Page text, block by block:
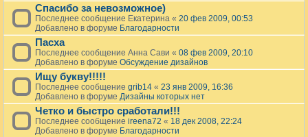
Спасибо за невозможное)
Последнее сообщение Екатерина « 20 фев 2009, 00:53
Добавлено в форуме Благодарности
Пасха
Последнее сообщение Анна Сави « 08 фев 2009, 20:10
Добавлено в форуме Обсуждение дизайнов
Ищу букву!!!!!
Последнее сообщение grib14 « 23 янв 2009, 16:36
Добавлено в форуме Дизайны которых нет
Четко и быстро сработали!!!
Последнее сообщение ireena72 « 18 дек 2008, 22:24
Добавлено в форуме Благодарности